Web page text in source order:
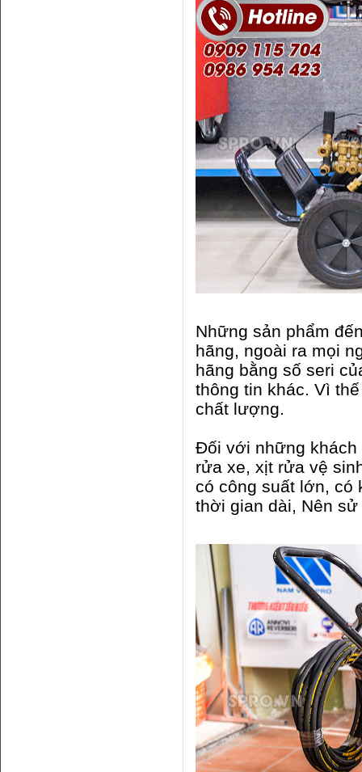
Những sản phẩm
hãng, ngoài ra mọi
hãng bằng số seri
thông tin khác. Vì
chất lượng.
Đối với những khách
rửa xe, xịt rửa vệ
có công suất lớn, có
thời gian dài, Nên